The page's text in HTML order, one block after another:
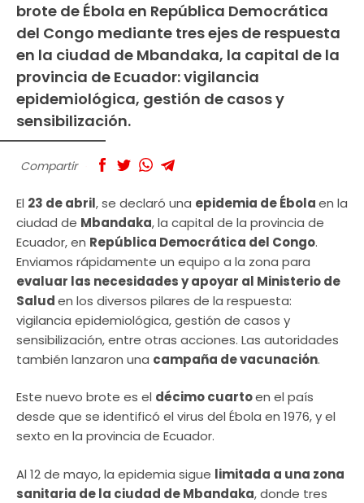
brote de Ébola en República Democrática
del Congo mediante tres ejes de respuesta
en la ciudad de Mbandaka, la capital de la
provincia de Ecuador: vigilancia
epidemiológica, gestión de casos y
sensibilización.
Compartir
El 23 de abril, se declaró una epidemia de Ébolaen la
ciudad de Mbandaka, la capital de la provincia de
Ecuador, en República Democrática del Congo.
Enviamos rápidamente un equipo a la zona para
evaluar las necesidades y apoyar al Ministerio de
Saluden los diversos pilares de la respuesta:
vigilancia epidemiológica, gestión de casos y
sensibilización, entre otras acciones. Las autoridades
también lanzaron una campaña de vacunación.
Este nuevo brote es el décimo cuartoen el país
desde que se identificó el virus del Ébola en 1976, y el
sexto en la provincia de Ecuador.
Al 12 de mayo, la epidemia sigue limitada a una zona
sanitaria de la ciudad de Mbandaka, donde tres